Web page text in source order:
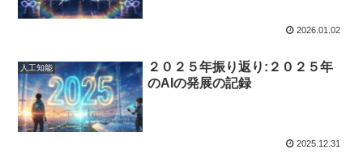
2026.01.02
人工知能
２０２５年振り返り:２０２５年
のAIの発展の記録
2025.12.31